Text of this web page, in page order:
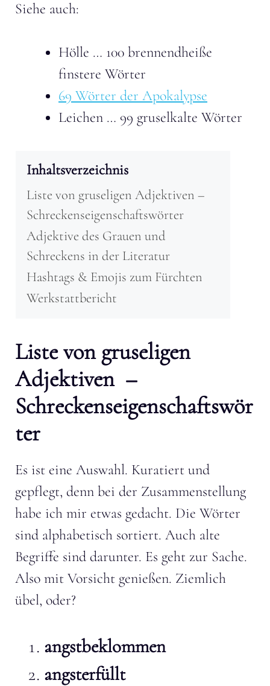
Siehe auch:
Hölle … 100 brennendheiße
finstere Wörter
69 Wörter der Apokalypse
Leichen … 99 gruselkalte Wörter
Inhaltsverzeichnis
Liste von gruseligen Adjektiven –
Schreckenseigenschaftswörter
Adjektive des Grauen und
Schreckens in der Literatur
Hashtags & Emojis zum Fürchten
Werkstattbericht
Liste von gruseligen
Adjektiven –
Schreckenseigenschaftswör
ter
Es ist eine Auswahl. Kuratiert und
gepflegt, denn bei der Zusammenstellung
habe ich mir etwas gedacht. Die Wörter
sind alphabetisch sortiert. Auch alte
Begriffe sind darunter. Es geht zur Sache.
Also mit Vorsicht genießen. Ziemlich
übel, oder?
angstbeklommen
angsterfüllt